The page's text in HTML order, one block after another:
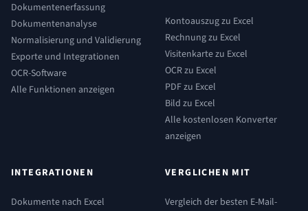
Dokumentenerfassung
Dokumentenanalyse
Normalisierung und Validierung
Exporte und Integrationen
OCR-Software
Alle Funktionen anzeigen
Kontoauszug zu Excel
Rechnung zu Excel
Visitenkarte zu Excel
OCR zu Excel
PDF zu Excel
Bild zu Excel
Alle kostenlosen Konverter
anzeigen
INTEGRATIONEN
Dokumente nach Excel
VERGLICHEN MIT
Vergleich der besten E-Mail-